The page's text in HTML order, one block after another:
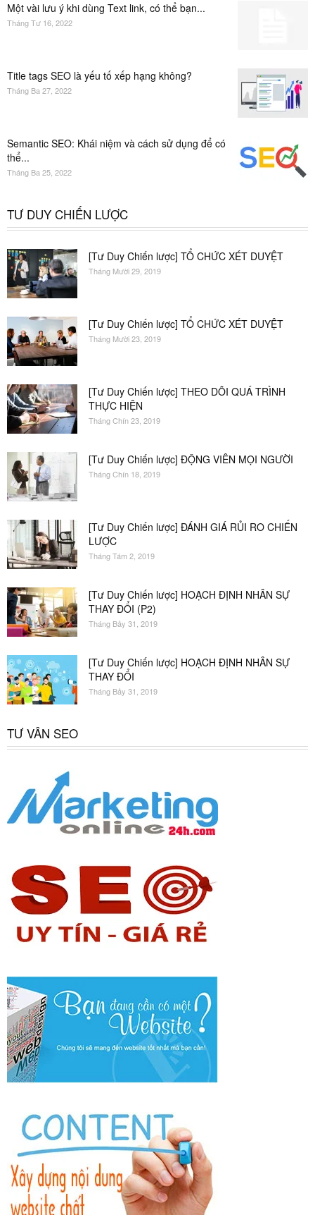
Một vài lưu ý khi dùng Text link, có thể bạn...
Tháng Tư 16, 2022
Title tags SEO là yếu tố xếp hạng không?
Tháng Ba 27, 2022
Semantic SEO: Khái niệm và cách sử dụng để có
thể...
Tháng Ba 25, 2022
TƯ DUY CHIẾN LƯỢC
[Tư Duy Chiến lược] TỔ CHỨC XÉT DUYỆT
Tháng Mười 29, 2019
[Tư Duy Chiến lược] TỔ CHỨC XÉT DUYỆT
Tháng Mười 23, 2019
[Tư Duy Chiến lược] THEO DÕI QUÁ TRÌNH
THỰC HIỆN
Tháng Chín 23, 2019
[Tư Duy Chiến lược] ĐỘNG VIÊN MỌI NGƯỜI
Tháng Chín 18, 2019
[Tư Duy Chiến lược] ĐÁNH GIÁ RỦI RO CHIẾN
LƯỢC
Tháng Tám 2, 2019
[Tư Duy Chiến lược] HOẠCH ĐỊNH NHÂN SỰ
THAY ĐỔI (P2)
Tháng Bảy 31, 2019
[Tư Duy Chiến lược] HOẠCH ĐỊNH NHÂN SỰ
THAY ĐỔI
Tháng Bảy 31, 2019
TƯ VẤN SEO